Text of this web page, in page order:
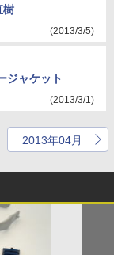
樹
(2013/3/5)
ジャケット
(2013/3/1)
2013年04月